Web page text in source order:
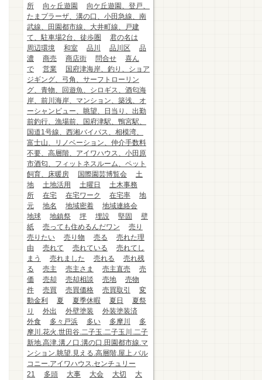
所
向ヶ丘遊園
向ケ丘遊園、登戸、
たまプラーザ、溝の口、小田急線、南
武線、田園都市線、大井町線、戸建
て、駐車場2台、徒歩圏
君の名は
周辺環境
和室 品川 品川区
品
濃
商売 商店街 問合せ
喜ん
で
営業
国府津海岸、釣り、ショア
ジギング、弓角、サーフトローリン
グ、青物、回遊魚、シロギス、酒匂海
岸、前川海岸、マンション、築浅、オ
ーシャンビュー、眺望、日当り、出勤
前釣行、漁場前、国府津駅、鴨宮駅、
国道1号線、西湘バイパス、相模湾、
富士山、リノベーション、仲介手数料
不要、高層階、アイワハウス、小田原
市酒匂、フィットネスルーム、ペット
飼育、床暖房
国際園芸博覧会
土
地
土地活用 土曜日
土木事務
所
在宅 在宅ワーク 在宅率
地
元
地名 地域密着
地域連絡会
地球
地鎮祭 坪 埋設 堅固
壁
紙
売っても住めるんだワン
売り
売りたい
売り物 売る
売れた理
由
売れて 売れている
売れてし
まう
売れました 売れる
売れ残
る
売主 売主さま 売主直売
売
価
売却 売却相談 売地
売物
件
売買 売買価格 売買取引
変
動金利
夏 夏季休暇 夏日
夏祭
り
外出 外壁塗装
外装塗装済
外食
多々戸浜 多い 多摩川
多
摩川.花火.世田谷.二子玉.二子玉川.二子
新地.高津.溝ノ口.溝の口.田園都市線.マ
ンション.眺望.見える.高層階.屋上.バル
コニー.アイワハウス.センチュリー
21
多頭 大事 大会 大切
大